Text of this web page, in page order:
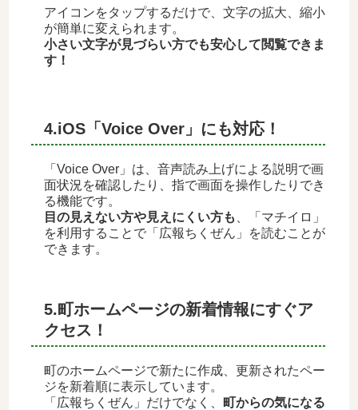
アイコンをタップするだけで、文字の拡大、縮小
が簡単に変えられます。
小さい文字が見づらい方でも安心して閲覧できま
す！
4.iOS「Voice Over」にも対応！
「Voice Over」は、音声読み上げによる説明で画
面状況を確認したり、指で画面を操作したりでき
る機能です。
目の見えない方や見えにくい方も
、「マチイロ」
を利用することで「広報ちくぜん」を読むことが
できます。
5.町ホームページの新着情報にすぐア
クセス！
町のホームページで新たに作成、更新されたペー
ジを新着順に表示しています。
「広報ちくぜん」だけでなく、 町からの気になる